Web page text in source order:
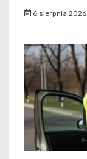
6 sierpnia 2026